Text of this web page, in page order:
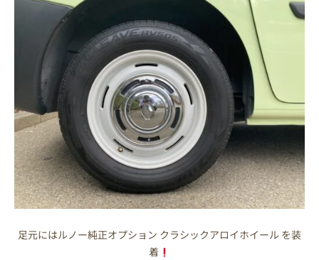
足元にはルノー純正オプション クラシックアロイホイール を装
着